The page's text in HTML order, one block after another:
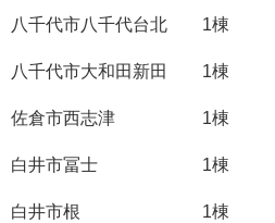
八千代市八千代台北 1棟
八千代市大和田新田 1棟
佐倉市西志津 1棟
白井市冨士 1棟
白井市根 1棟